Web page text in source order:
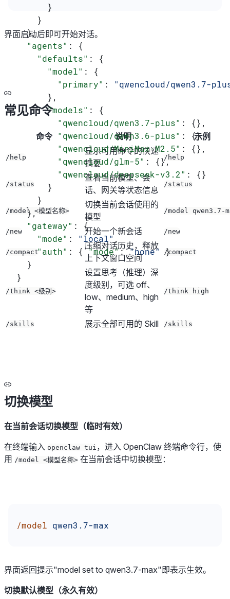
      }
    }
  },
  "agents"
: {
    "defaults"
: {
      "model"
: {
        "primary"
: "qwencloud/qwen3.7-
      },
      "models"
: {
        "qwencloud/qwen3.7-plus"
: {},
        "qwencloud/qwen3.6-plus"
: {},
        "qwencloud/MiniMax-M2.5"
: {},
        "qwencloud/glm-5"
: {},
        "qwencloud/deepseek-v3.2"
: {}
      }
    }
  },
  "gateway"
: {
    "mode"
: "local",
    "auth"
: { "mode": "none" }
  }
}
界面启动后即可开始对话。
常见命令
命令 说明 示例
/help
显示可用命令的快速
摘要
/help
/status
查看当前模型、会
话、网关等状态信息
/status
/model <模型名称>
切换当前会话使用的
模型
/model qwen3.7-
/new 开始一个新会话 /new
/compact
压缩对话历史，释放
上下文窗口空间
/compact
/think <级别>
设置思考（推理）深
度级别，可选 off、
low、medium、high
等
/think high
/skills 展示全部可用的 Skill /skills
切换模型
在当前会话切换模型（临时有效）
在终端输入 openclaw tui ，进入 OpenClaw 终端命令行，使
用 /model <模型名称> 在当前会话中切换模型：
/model qwen3.7-max
界面返回提示"model set to qwen3.7-max"即表示生效。
切换默认模型（永久有效）